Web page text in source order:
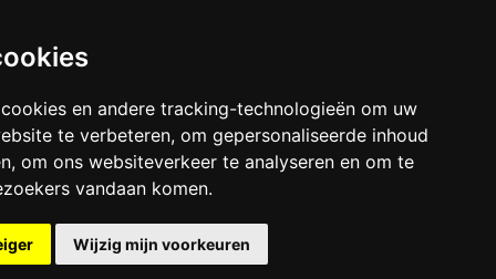
en andere tracking-technologieën om uw
te verbeteren, om gepersonaliseerde inhoud
om ons websiteverkeer te analyseren en om te
vandaan komen.
Wijzig mijn voorkeuren
voorbehouden